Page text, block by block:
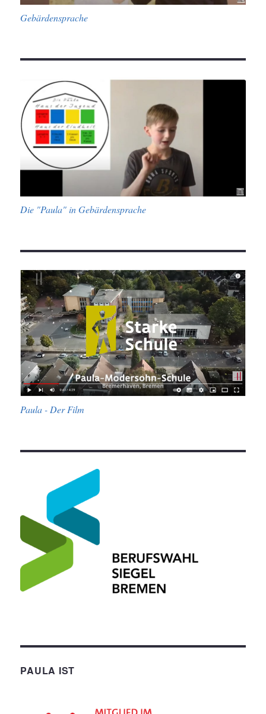
Gebärdensprache
Die "Paula" in Gebärdensprache
Paula - Der Film
PAULA IST